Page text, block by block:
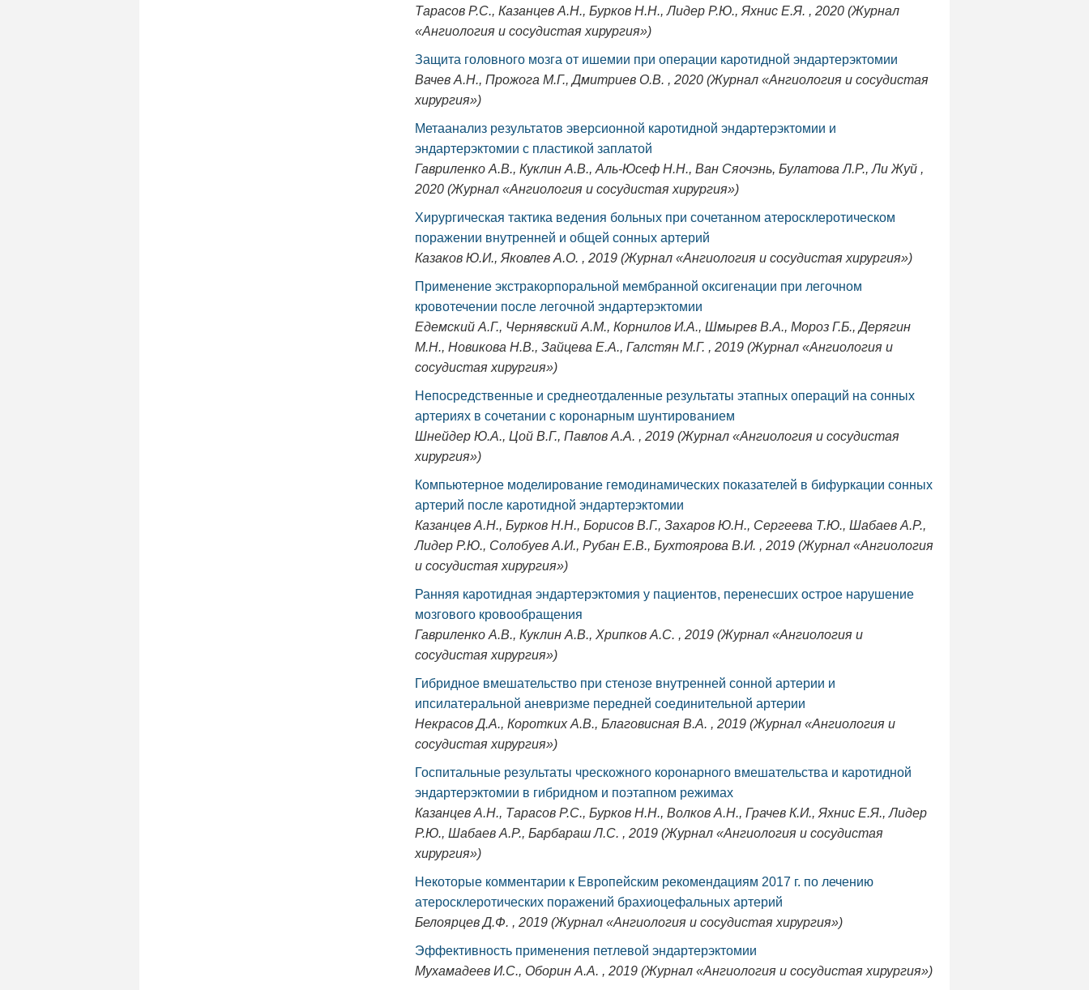
Тарасов Р.С., Казанцев А.Н., Бурков Н.Н., Лидер Р.Ю., Яхнис Е.Я. , 2020 (Журнал
«Ангиология и сосудистая хирургия»)
Защита головного мозга от ишемии при операции каротидной эндартерэктомии
Вачев А.Н., Прожога М.Г., Дмитриев О.В. , 2020 (Журнал «Ангиология и сосудистая
хирургия»)
Метаанализ результатов эверсионной каротидной эндартерэктомии и
эндартерэктомии с пластикой заплатой
Гавриленко А.В., Куклин А.В., Аль-Юсеф Н.Н., Ван Сяочэнь, Булатова Л.Р., Ли Жуй ,
2020 (Журнал «Ангиология и сосудистая хирургия»)
Хирургическая тактика ведения больных при сочетанном атеросклеротическом
поражении внутренней и общей сонных артерий
Казаков Ю.И., Яковлев А.О. , 2019 (Журнал «Ангиология и сосудистая хирургия»)
Применение экстракорпоральной мембранной оксигенации при легочном
кровотечении после легочной эндартерэктомии
Едемский А.Г., Чернявский А.М., Корнилов И.А., Шмырев В.А., Мороз Г.Б., Дерягин
М.Н., Новикова Н.В., Зайцева Е.А., Галстян М.Г. , 2019 (Журнал «Ангиология и
сосудистая хирургия»)
Непосредственные и среднеотдаленные результаты этапных операций на сонных
артериях в сочетании с коронарным шунтированием
Шнейдер Ю.А., Цой В.Г., Павлов А.А. , 2019 (Журнал «Ангиология и сосудистая
хирургия»)
Компьютерное моделирование гемодинамических показателей в бифуркации сонных
артерий после каротидной эндартерэктомии
Казанцев А.Н., Бурков Н.Н., Борисов В.Г., Захаров Ю.Н., Сергеева Т.Ю., Шабаев А.Р.,
Лидер Р.Ю., Солобуев А.И., Рубан Е.В., Бухтоярова В.И. , 2019 (Журнал «Ангиология
и сосудистая хирургия»)
Ранняя каротидная эндартерэктомия у пациентов, перенесших острое нарушение
мозгового кровообращения
Гавриленко А.В., Куклин А.В., Хрипков А.С. , 2019 (Журнал «Ангиология и
сосудистая хирургия»)
Гибридное вмешательство при стенозе внутренней сонной артерии и
ипсилатеральной аневризме передней соединительной артерии
Некрасов Д.А., Коротких А.В., Благовисная В.А. , 2019 (Журнал «Ангиология и
сосудистая хирургия»)
Госпитальные результаты чрескожного коронарного вмешательства и каротидной
эндартерэктомии в гибридном и поэтапном режимах
Казанцев А.Н., Тарасов Р.С., Бурков Н.Н., Волков А.Н., Грачев К.И., Яхнис Е.Я., Лидер
Р.Ю., Шабаев А.Р., Барбараш Л.С. , 2019 (Журнал «Ангиология и сосудистая
хирургия»)
Некоторые комментарии к Европейским рекомендациям 2017 г. по лечению
атеросклеротических поражений брахиоцефальных артерий
Белоярцев Д.Ф. , 2019 (Журнал «Ангиология и сосудистая хирургия»)
Эффективность применения петлевой эндартерэктомии
Мухамадеев И.С., Оборин А.А. , 2019 (Журнал «Ангиология и сосудистая хирургия»)